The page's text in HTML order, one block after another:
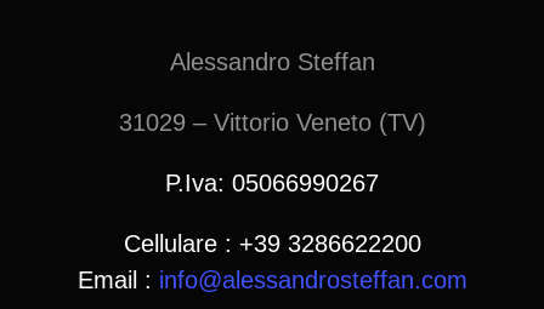
Alessandro Steffan
31029 – Vittorio Veneto (TV)
P.Iva: 05066990267
Cellulare : +39 3286622200
Email : info@alessandrosteffan.com